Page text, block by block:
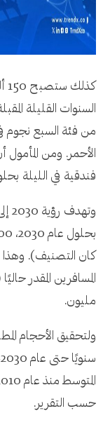
السنوات القليلة
من فئة السبع نجوم
الأحمر. ومن
فندقية في الليلة بحلول
كان التصنيف).
مليون.
حسب التقرير.